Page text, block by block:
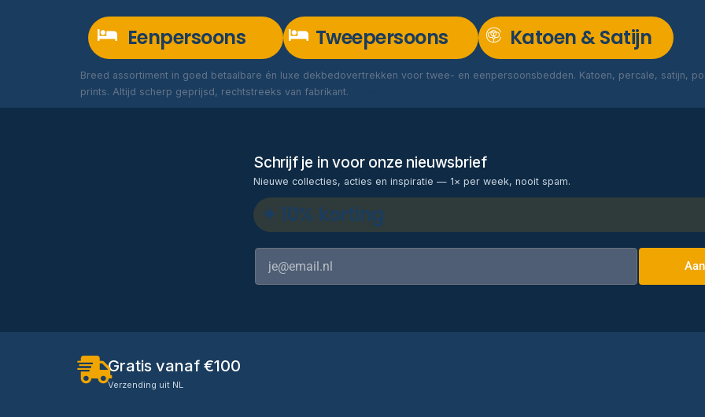
Eenpersoons Tweepersoons Katoen & Satijn
Breed assortiment in goed betaalbare én luxe dekbedovertrekken voor twee- en eenpersoonsbedden. Katoen, percale, satijn,
prints. Altijd scherp geprijsd, rechtstreeks van fabrikant.
Schrijf je in voor onze nieuwsbrief
Nieuwe collecties, acties en inspiratie — 1× per week, nooit spam.
✦ 10% korting
Gratis vanaf €100
Verzending uit NL